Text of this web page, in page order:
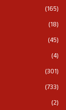
(165)
(18)
(45)
(4)
(301)
(733)
(2)